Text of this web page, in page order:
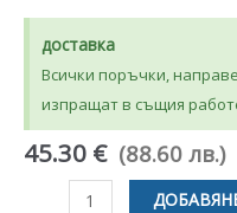
доставка
Всички поръчки,
изпращат в същия
45.30 € (88.60 лв.)
количество